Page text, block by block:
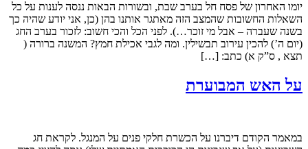
יומו האחרון של פסח חל בערב שבת, ובשורות הבאות ננסה לענות על כל
השאלות החשובות שהמצב הזה מאתגר אותנו בהן (כן, אני יודע שהיה כך
בשנה שעברה – אבל מי זוכר…). לפני הכל והכי חשוב: לזכור בערב החג
(יום ה’) להכין עירוב תבשילין. ומה לגבי אכילת חמץ? המשנה ברורה (
תצא , ס”ק א) כתב: […]
על האש המבוערת
במאמר הקודם דיברנו על הכשרת חלקי פנים על המנגל. לקראת חג